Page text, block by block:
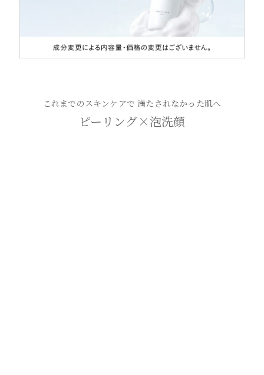
これまでのスキンケアで 満たされなかった肌へ
ピーリング×泡洗顔